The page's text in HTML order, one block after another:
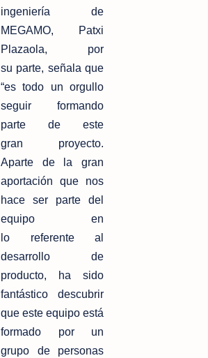
ingeniería de
MEGAMO, Patxi
Plazaola, por
su parte, señala que
“es todo un orgullo
seguir formando
parte de este
gran proyecto.
Aparte de la gran
aportación que nos
hace ser parte del
equipo en
lo referente al
desarrollo de
producto, ha sido
fantástico descubrir
que este equipo está
formado por un
grupo de personas